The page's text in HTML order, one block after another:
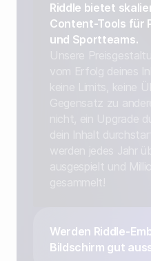
Riddle bietet
Content-Tools für
und Sportteams.
Werden Riddle-
Bildschirm gut